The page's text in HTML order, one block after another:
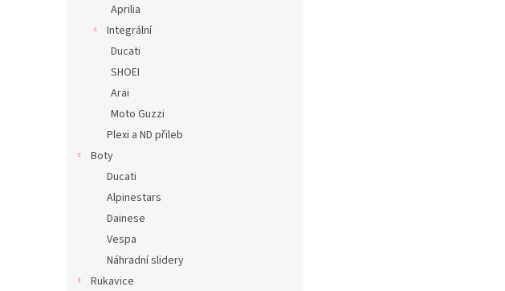
Aprilia
Integrální
Ducati
SHOEI
Arai
Moto Guzzi
Plexi a ND přileb
Boty
Ducati
Alpinestars
Dainese
Vespa
Náhradní slidery
Rukavice